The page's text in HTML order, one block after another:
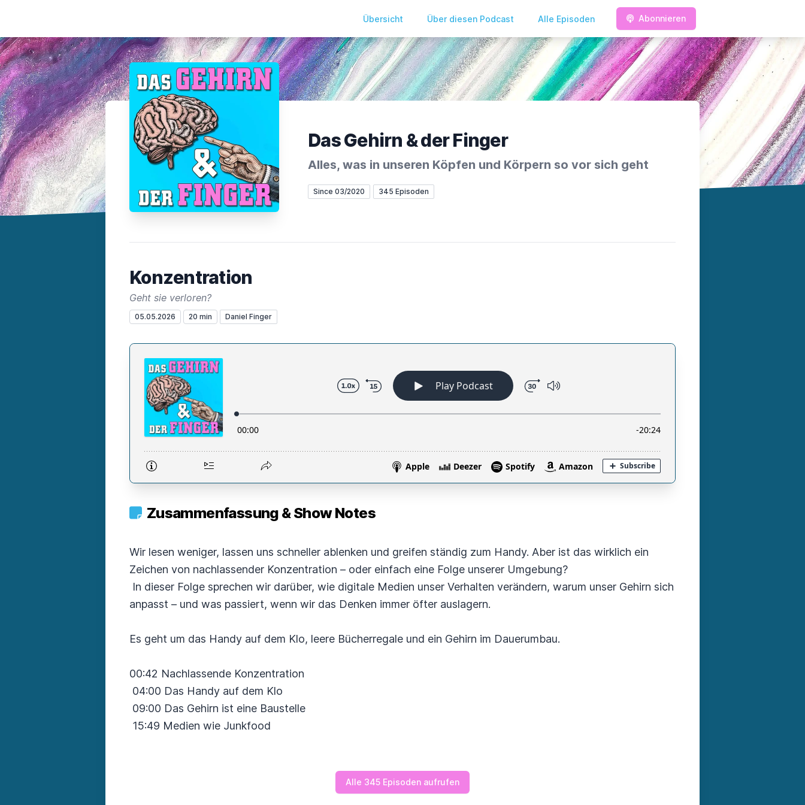
Übersicht Über diesen Podcast Alle Episoden Abonnieren
Das Gehirn & der Finger
Alles, was in unseren Köpfen und Körpern so vor sich geht
Since 03/2020 345 Episoden
Konzentration
Geht sie verloren?
05.05.2026 20 min Daniel Finger
Zusammenfassung & Show Notes
Wir lesen weniger, lassen uns schneller ablenken und greifen ständig zum Handy. Aber ist das wirklich ein
Zeichen von nachlassender Konzentration – oder einfach eine Folge unserer Umgebung?
In dieser Folge sprechen wir darüber, wie digitale Medien unser Verhalten verändern, warum unser Gehirn sich
anpasst – und was passiert, wenn wir das Denken immer öfter auslagern.
Es geht um das Handy auf dem Klo, leere Bücherregale und ein Gehirn im Dauerumbau.
00:42 Nachlassende Konzentration
04:00 Das Handy auf dem Klo
09:00 Das Gehirn ist eine Baustelle
15:49 Medien wie Junkfood
Alle 345 Episoden aufrufen